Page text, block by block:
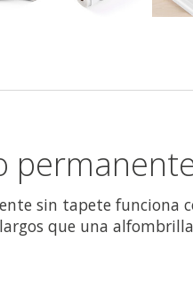
sin tapete funciona
que una